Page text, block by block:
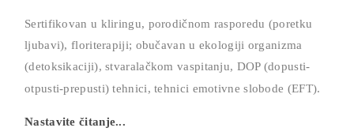
Sertifikovan u kliringu, porodičnom rasporedu (poretku
ljubavi), floriterapiji; obučavan u ekologiji organizma
(detoksikaciji), stvaralačkom vaspitanju, DOP (dopusti-
otpusti-prepusti) tehnici,tehnici emotivne slobode (EFT).
Nastavite čitanje...